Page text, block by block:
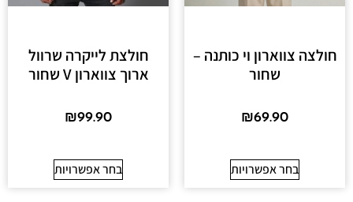
חולצה צווארון וי כותנה –
שחור
₪69.90
בחר אפשרויות
חולצת לייקרה שרוול
ארוך צווארון V שחור
₪99.90
בחר אפשרויות